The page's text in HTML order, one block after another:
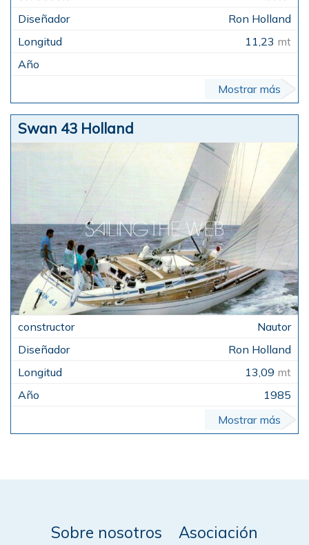
Ron Holland
11,23 mt
Mostrar más
Swan 43 Holland
Nautor
Ron Holland
13,09 mt
1985
Mostrar más
Sobre nosotros Asociación